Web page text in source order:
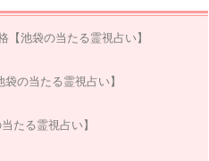
【池袋の当たる霊視占い】
の当たる霊視占い】
たる霊視占い】